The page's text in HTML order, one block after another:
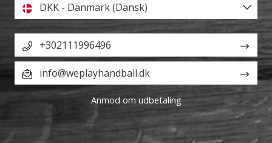
DKK - Danmark (Dansk)
+302111996496
info@weplayhandball.dk
Anmod om udbetaling